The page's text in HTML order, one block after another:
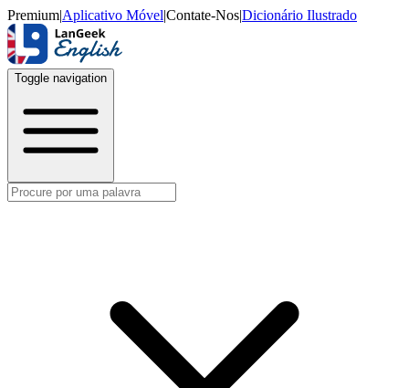
Premium|Aplicativo Móvel|Contate-Nos|Dicionário Ilustrado
Toggle navigation